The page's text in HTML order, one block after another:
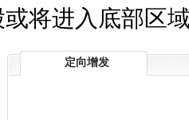
将进入底部区
定向增发